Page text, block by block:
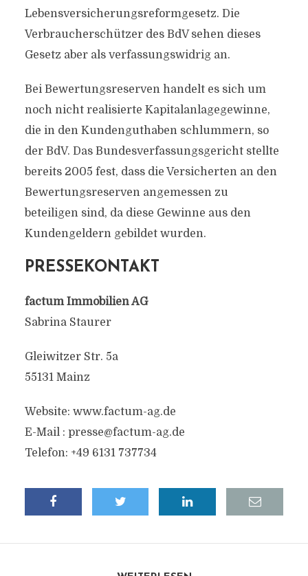
Lebensversicherungsreformgesetz. Die
Verbraucherschützer des BdV sehen dieses
Gesetz aber als verfassungswidrig an.
Bei Bewertungsreserven handelt es sich um
noch nicht realisierte Kapitalanlagegewinne,
die in den Kundenguthaben schlummern, so
der BdV. Das Bundesverfassungsgericht stellte
bereits 2005 fest, dass die Versicherten an den
Bewertungsreserven angemessen zu
beteiligen sind, da diese Gewinne aus den
Kundengeldern gebildet wurden.
PRESSEKONTAKT
factum Immobilien AG
Sabrina Staurer
Gleiwitzer Str. 5a
55131 Mainz
Website: www.factum-ag.de
E-Mail : presse@factum-ag.de
Telefon: +49 6131 737734